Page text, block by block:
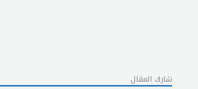
شارك المقال